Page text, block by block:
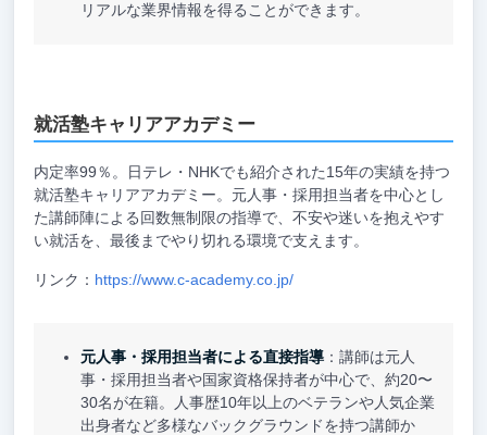
リアルな業界情報を得ることができます。
就活塾キャリアアカデミー
内定率99％。日テレ・NHKでも紹介された15年の実績を持つ
就活塾キャリアアカデミー。元人事・採用担当者を中心とし
た講師陣による回数無制限の指導で、不安や迷いを抱えやす
い就活を、最後までやり切れる環境で支えます。
リンク： https://www.c-academy.co.jp/
元人事・採用担当者による直接指導：講師は元人
事・採用担当者や国家資格保持者が中心で、約20〜
30名が在籍。人事歴10年以上のベテランや人気企業
出身者など多様なバックグラウンドを持つ講師か